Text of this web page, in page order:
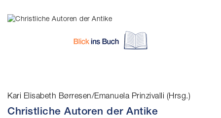
Kari Elisabeth Børresen/Emanuela Prinzivalli (Hrsg.)
Christliche Autoren der Antike